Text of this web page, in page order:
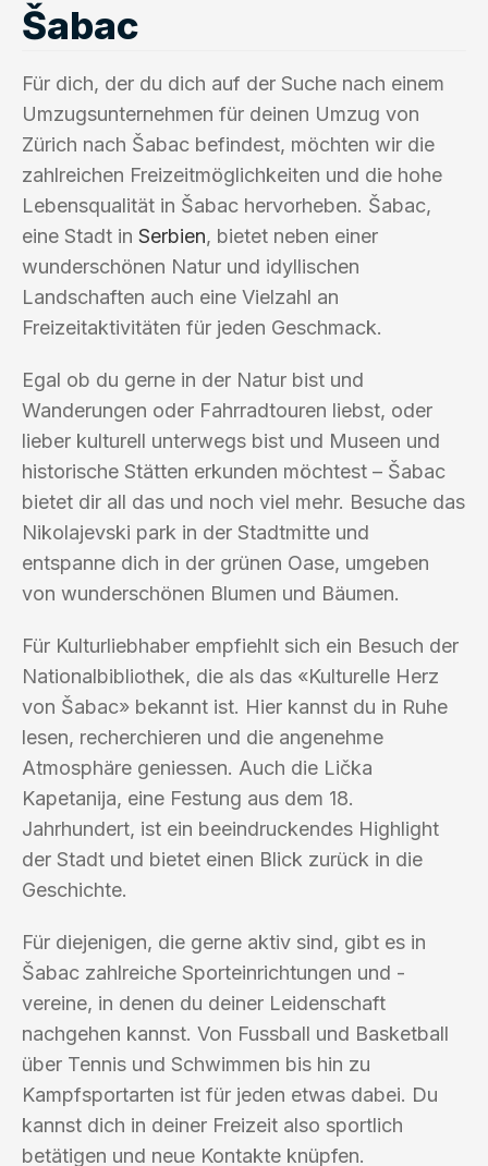
Šabac
Für dich, der du dich auf der Suche nach einem
Umzugsunternehmen für deinen Umzug von
Zürich nach Šabac befindest, möchten wir die
zahlreichen Freizeitmöglichkeiten und die hohe
Lebensqualität in Šabac hervorheben. Šabac,
eine Stadt in Serbien, bietet neben einer
wunderschönen Natur und idyllischen
Landschaften auch eine Vielzahl an
Freizeitaktivitäten für jeden Geschmack.
Egal ob du gerne in der Natur bist und
Wanderungen oder Fahrradtouren liebst, oder
lieber kulturell unterwegs bist und Museen und
historische Stätten erkunden möchtest – Šabac
bietet dir all das und noch viel mehr. Besuche das
Nikolajevski park in der Stadtmitte und
entspanne dich in der grünen Oase, umgeben
von wunderschönen Blumen und Bäumen.
Für Kulturliebhaber empfiehlt sich ein Besuch der
Nationalbibliothek, die als das «Kulturelle Herz
von Šabac» bekannt ist. Hier kannst du in Ruhe
lesen, recherchieren und die angenehme
Atmosphäre geniessen. Auch die Lička
Kapetanija, eine Festung aus dem 18.
Jahrhundert, ist ein beeindruckendes Highlight
der Stadt und bietet einen Blick zurück in die
Geschichte.
Für diejenigen, die gerne aktiv sind, gibt es in
Šabac zahlreiche Sporteinrichtungen und -
vereine, in denen du deiner Leidenschaft
nachgehen kannst. Von Fussball und Basketball
über Tennis und Schwimmen bis hin zu
Kampfsportarten ist für jeden etwas dabei. Du
kannst dich in deiner Freizeit also sportlich
betätigen und neue Kontakte knüpfen.